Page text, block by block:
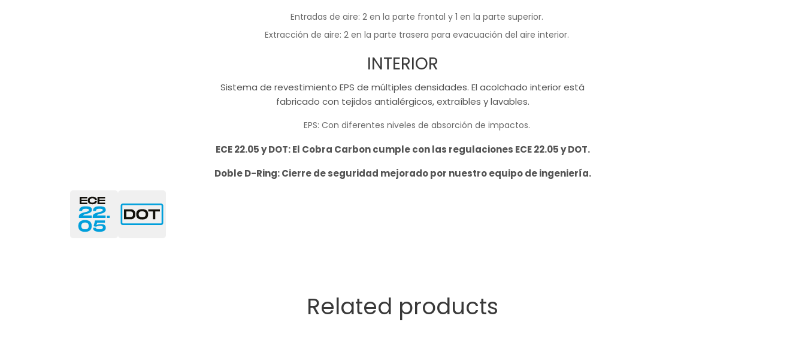
Entradas de aire: 2 en la parte frontal y 1 en la parte superior.
Extracción de aire: 2 en la parte trasera para evacuación del aire interior.
INTERIOR
Sistema de revestimiento EPS de múltiples densidades. El acolchado interior está
fabricado con tejidos antialérgicos, extraíbles y lavables.
EPS: Con diferentes niveles de absorción de impactos.
ECE 22.05 y DOT:El Cobra Carbon cumple con las regulaciones ECE 22.05 y DOT.
Doble D-Ring:Cierre de seguridad mejorado por nuestro equipo de ingeniería.
Related products